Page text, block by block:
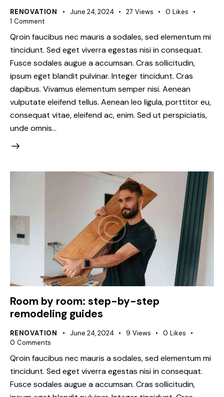
RENOVATION June 24, 2024 27 Views 0 Likes
1 Comment
Qroin faucibus nec mauris a sodales, sed elementum mi
tincidunt. Sed eget viverra egestas nisi in consequat.
Fusce sodales augue a accumsan. Cras sollicitudin,
ipsum eget blandit pulvinar. Integer tincidunt. Cras
dapibus. Vivamus elementum semper nisi. Aenean
vulputate eleifend tellus. Aenean leo ligula, porttitor eu,
consequat vitae, eleifend ac, enim. Sed ut perspiciatis,
unde omnis…
Room by room: step-by-step
remodeling guides
RENOVATION June 24, 2024 9 Views 0 Likes
0 Comments
Qroin faucibus nec mauris a sodales, sed elementum mi
tincidunt. Sed eget viverra egestas nisi in consequat.
Fusce sodales augue a accumsan. Cras sollicitudin,